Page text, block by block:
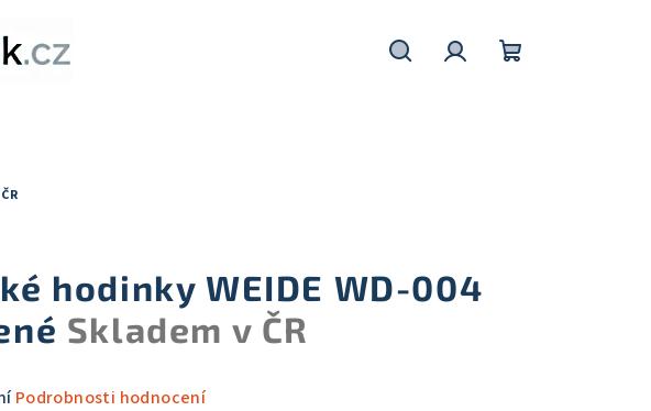
hodinky WEIDE WD-004
Skladem v ČR
Podrobnosti hodnocení